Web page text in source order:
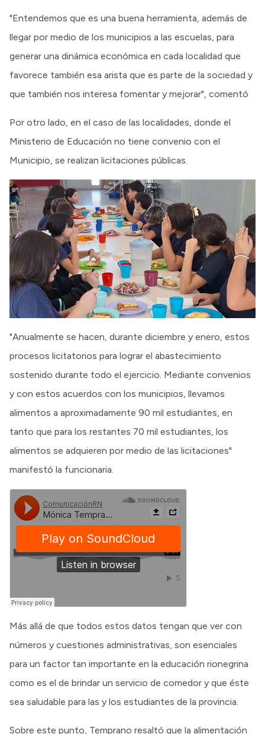
"Entendemos que es una buena herramienta, además de
llegar por medio de los municipios a las escuelas, para
generar una dinámica económica en cada localidad que
favorece también esa arista que es parte de la sociedad y
que también nos interesa fomentar y mejorar", comentó
Por otro lado, en el caso de las localidades, donde el
Ministerio de Educación no tiene convenio con el
Municipio, se realizan licitaciones públicas.
"Anualmente se hacen, durante diciembre y enero, estos
procesos licitatorios para lograr el abastecimiento
sostenido durante todo el ejercicio. Mediante convenios
y con estos acuerdos con los municipios, llevamos
alimentos a aproximadamente 90 mil estudiantes, en
tanto que para los restantes 70 mil estudiantes, los
alimentos se adquieren por medio de las licitaciones"
manifestó la funcionaria.
Más allá de que todos estos datos tengan que ver con
números y cuestiones administrativas, son esenciales
para un factor tan importante en la educación rionegrina
como es el de brindar un servicio de comedor y que éste
sea saludable para las y los estudiantes de la provincia.
Sobre este punto, Temprano resaltó que la alimentación